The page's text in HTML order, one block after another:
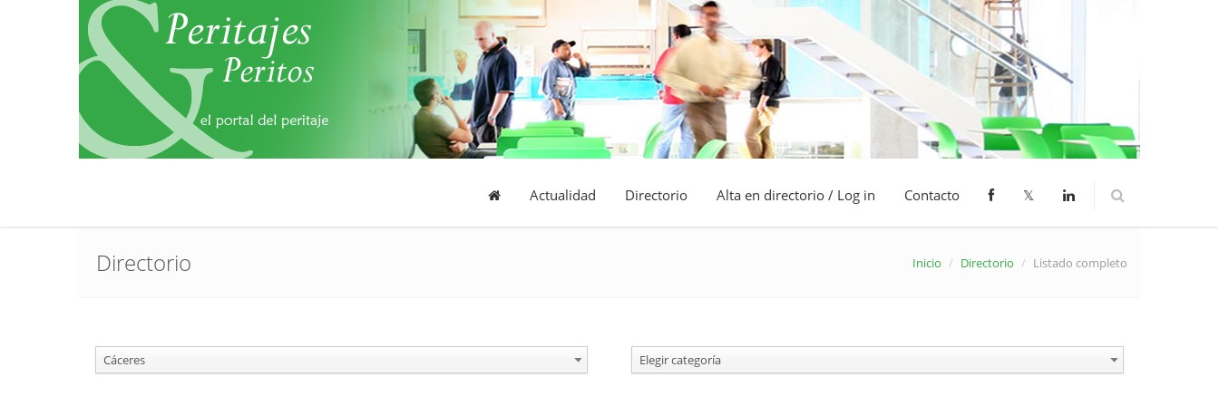
Actualidad Directorio Alta en directorio / Log in Contacto 𝕏
Directorio Inicio / Directorio / Listado completo
Cáceres Elegir categoría